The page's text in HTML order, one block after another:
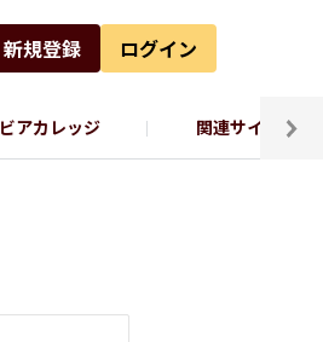
新規登録 ログイン
ビアカレッジ 関連サイト